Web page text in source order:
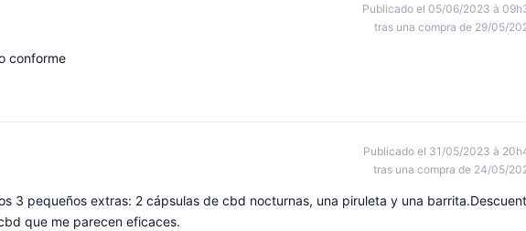
Publicado el 05/06/2023 à
tras una compra de 29/05/
conforme
Publicado el 31/05/2023 à
tras una compra de 24/05/
3 pequeños extras: 2 cápsulas de cbd nocturnas, una piruleta y una
que me parecen eficaces.